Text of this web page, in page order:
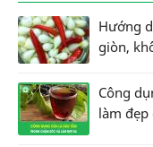
Hướng
giòn,
Công
làm đẹp